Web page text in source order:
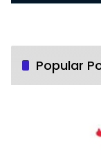
Popular